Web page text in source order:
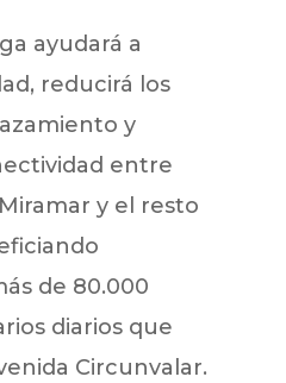
ayudará a
reducirá los
y
entre
y el resto
de 80.000
diarios que
Circunvalar.